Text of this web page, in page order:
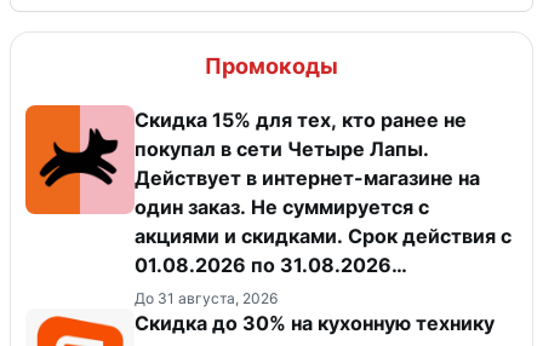
Промокоды
Скидка 15% для тех, кто ранее не
покупал в сети Четыре Лапы.
Действует в интернет-магазине на
один заказ. Не суммируется с
акциями и скидками. Срок действия с
01.08.2026 по 31.08.2026
(включительно).
До 31 августа, 2026
Скидка до 30% на кухонную технику